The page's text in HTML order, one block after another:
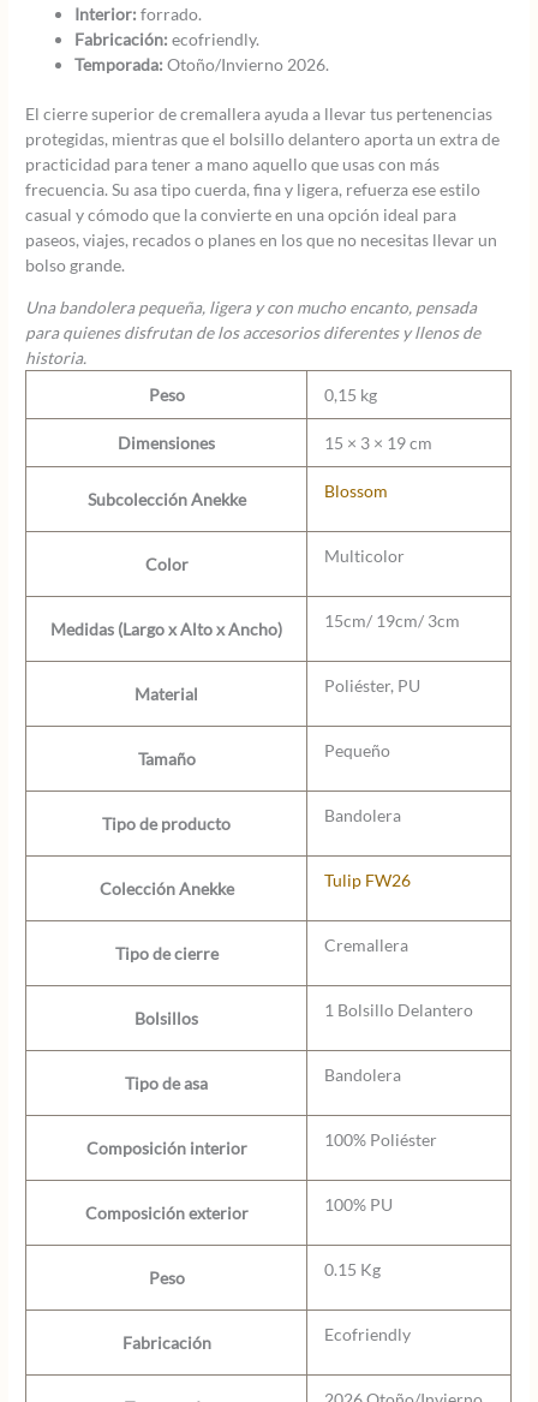
Interior: forrado.
Fabricación: ecofriendly.
Temporada: Otoño/Invierno 2026.
El cierre superior de cremallera ayuda a llevar tus pertenencias
protegidas, mientras que el bolsillo delantero aporta un extra de
practicidad para tener a mano aquello que usas con más
frecuencia. Su asa tipo cuerda, fina y ligera, refuerza ese estilo
casual y cómodo que la convierte en una opción ideal para
paseos, viajes, recados o planes en los que no necesitas llevar un
bolso grande.
Una bandolera pequeña, ligera y con mucho encanto, pensada
para quienes disfrutan de los accesorios diferentes y llenos de
historia.
Peso
0,15 kg
Dimensiones 15 × 3 × 19 cm
Subcolección Anekke Blossom
Color Multicolor
Medidas (Largo x Alto x Ancho) 15cm/ 19cm/ 3cm
Material Poliéster, PU
Tamaño Pequeño
Tipo de producto Bandolera
Colección Anekke Tulip FW26
Tipo de cierre Cremallera
Bolsillos 1 Bolsillo Delantero
Tipo de asa Bandolera
Composición interior 100% Poliéster
Composición exterior 100% PU
Peso 0.15 Kg
Fabricación Ecofriendly